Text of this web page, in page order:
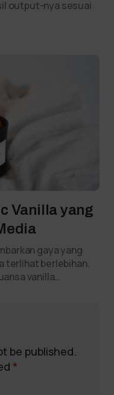
output-nya sesuai
Vanilla yang
gaya yang
terlihat berlebihan.
vanilla…
be published.
*